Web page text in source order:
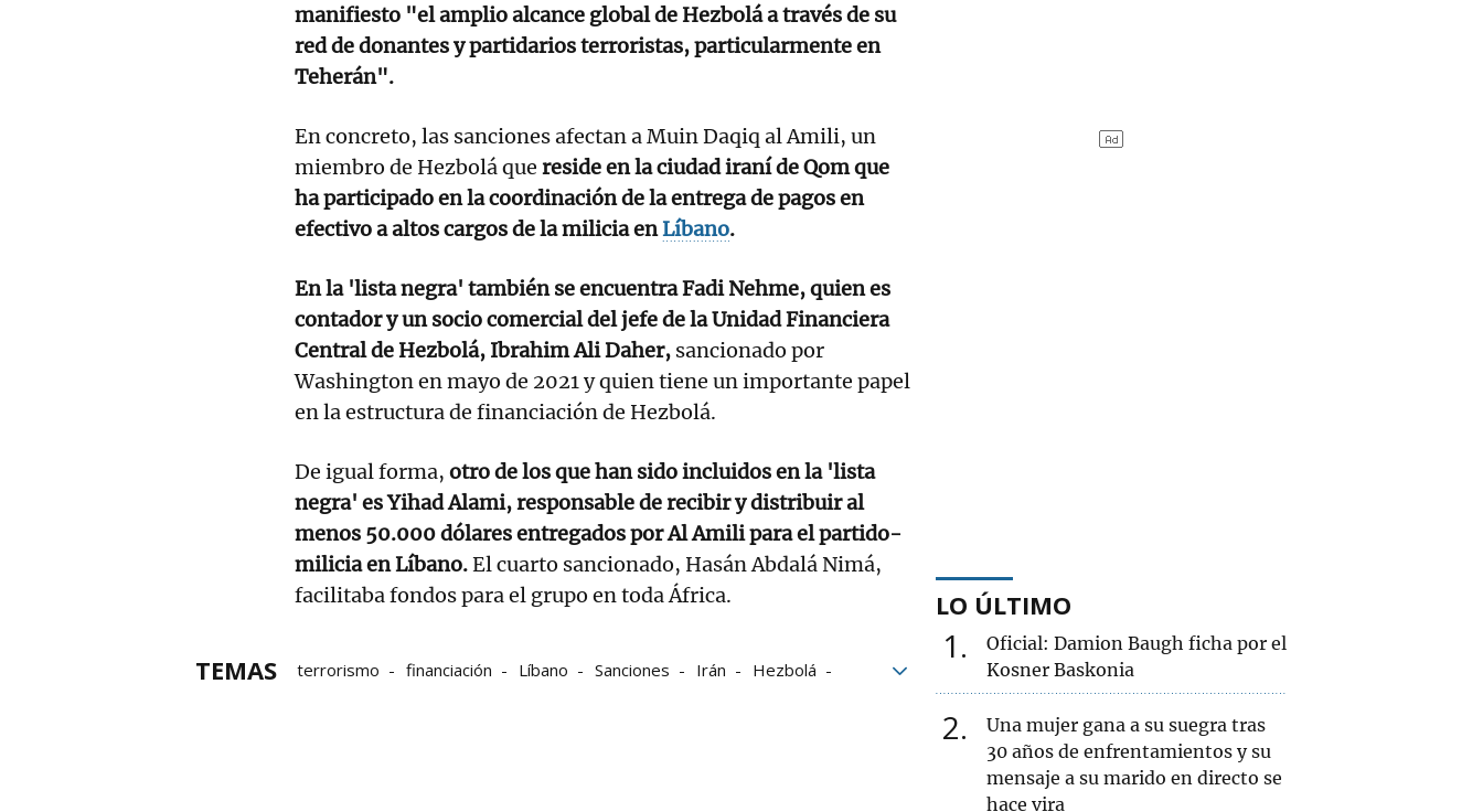
manifiesto "el amplio alcance global de Hezbolá a través de su
red de donantes y partidarios terroristas, particularmente en
Teherán".
En concreto, las sanciones afectan a Muin Daqiq al Amili, un
miembro de Hezbolá que reside en la ciudad iraní de Qom que
ha participado en la coordinación de la entrega de pagos en
efectivo a altos cargos de la milicia enLíbano.
En la 'lista negra' también se encuentra Fadi Nehme, quien es
contador y un socio comercial del jefe de la Unidad Financiera
Central de Hezbolá, Ibrahim Ali Daher, sancionado por
Washington en mayo de 2021 y quien tiene un importante papel
en la estructura de financiación de Hezbolá.
De igual forma, otro de los que han sido incluidos en la 'lista
negra' es Yihad Alami, responsable de recibir y distribuir al
menos 50.000 dólares entregados por Al Amili para el partido-
milicia en Líbano.El cuarto sancionado, Hasán Abdalá Nimá,
facilitaba fondos para el grupo en toda África.
TEMAS terrorismo financiación Líbano Sanciones Irán
Hezbolá
LO ÚLTIMO
1
Oficial: Damion Baugh ficha por el
Kosner Baskonia
2
Una mujer gana a su suegra tras
30 años de enfrentamientos y su
mensaje a su marido en directo se
hace vira